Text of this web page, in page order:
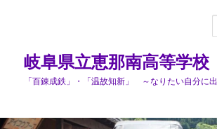
岐阜県立恵那南高等学校
「百錬成鉄」・「温故知新」 ～なりたい自分に